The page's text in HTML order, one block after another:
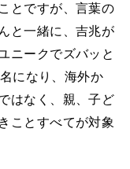
とですが、言葉の
と一緒に、吉兆が
ニークでズバッと
になり、海外か
はなく、親、子ど
ことすべてが対象